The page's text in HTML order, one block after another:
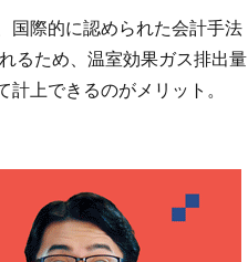
国際的に認められた会計手法
るため、温室効果ガス排出量
上できるのがメリット。